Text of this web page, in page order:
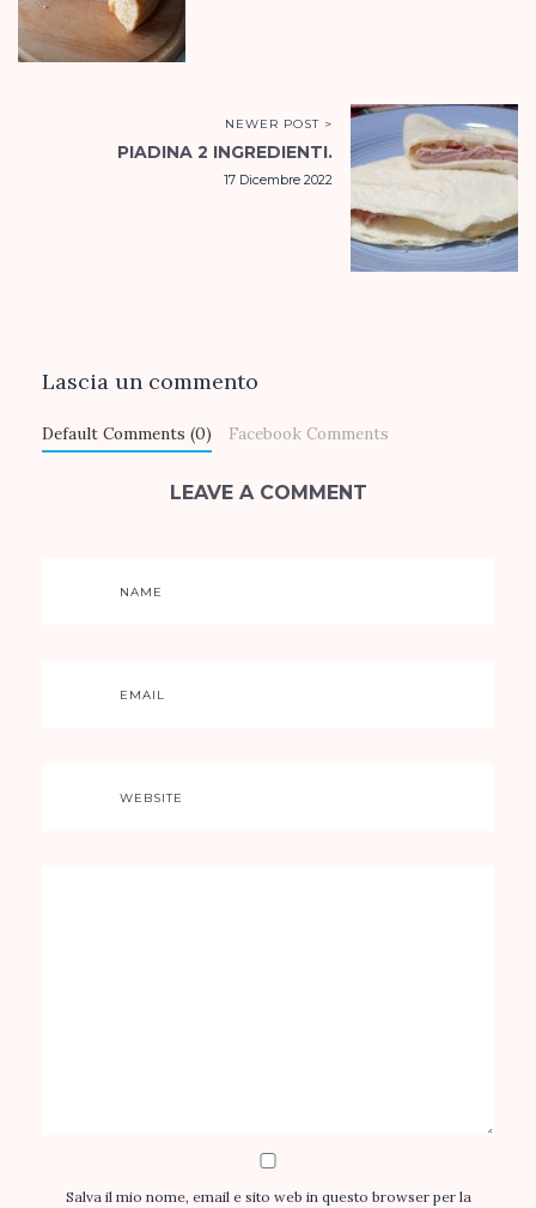
NEWER POST >
PIADINA 2 INGREDIENTI.
17 Dicembre 2022
Lascia un commento
Default Comments (0) Facebook Comments
LEAVE A COMMENT
NAME
EMAIL
WEBSITE
Salva il mio nome, email e sito web in questo browser per la